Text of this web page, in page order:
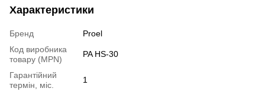
Характеристики
Бренд
Proel
Код виробника
товару (MPN)
PA HS-30
Гарантійний
термін, міс.
1